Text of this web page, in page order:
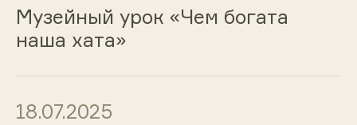
Музейный урок «Чем богата
наша хата»
18.07.2025